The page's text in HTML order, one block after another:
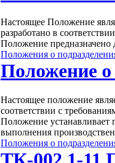
Настоящее Положение
разработано в
Положение
Положения о
Положение о
Настоящее положение
соответствии с
Положение устанавливает
выполнения
Положения о